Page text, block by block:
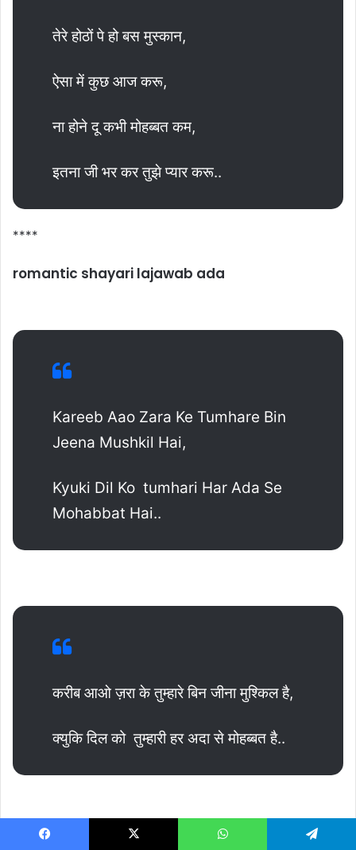
तेरे होठों पे हो बस मुस्कान,
ऐसा में कुछ आज करू,
ना होने दू कभी मोहब्बत कम,
इतना जी भर कर तुझे प्यार करू..
****
romantic shayari lajawab ada
Kareeb Aao Zara Ke Tumhare Bin
Jeena Mushkil Hai,
Kyuki Dil Ko tumhari Har Ada Se
Mohabbat Hai..
करीब आओ ज़रा के तुम्हारे बिन जीना मुश्किल है,
क्युकि दिल को तुम्हारी हर अदा से मोहब्बत है..